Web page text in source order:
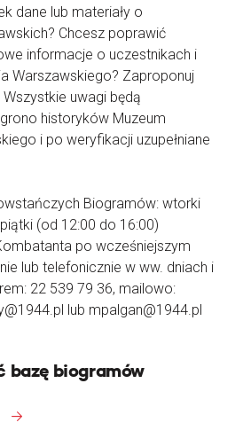
dane lub materiały o
Chcesz poprawić
informacje o uczestnikach i
Warszawskiego? Zaproponuj
uwagi będą
historyków Muzeum
i po weryfikacji uzupełniane
Biogramów: wtorki
(od 12:00 do 16:00)
po wcześniejszym
lub telefonicznie w ww. dniach i
22 539 79 36, mailowo:
lub mpalgan@1944.pl
bazę biogramów